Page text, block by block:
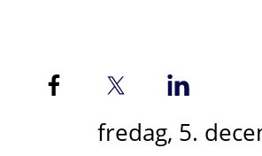
fredag, 5.